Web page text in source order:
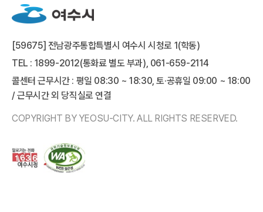
[59675] 전남광주통합특별시 여수시 시청로 1(학동)
TEL : 1899-2012(통화료 별도 부과), 061-659-2114
콜센터 근무시간 : 평일 08:30 ~ 18:30, 토·공휴일 09:00 ~ 18:00
/ 근무시간 외 당직실로 연결
COPYRIGHT BY YEOSU-CITY. ALL RIGHTS RESERVED.